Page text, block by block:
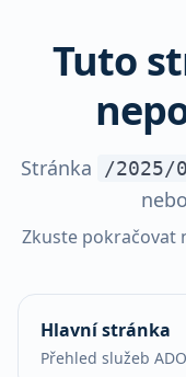
Tuto
Stránka /2025/
Zkuste pokračovat
Hlavní stránka
Přehled služeb